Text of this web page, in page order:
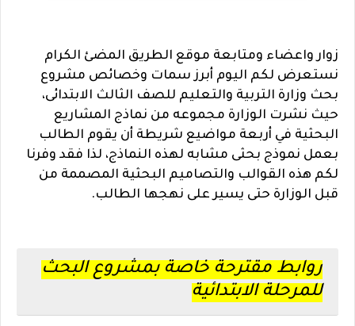
زوار واعضاء ومتابعة موقع الطريق المضئ الكرام
نستعرض لكم اليوم أبرز سمات وخصائص مشروع
بحث وزارة التربية والتعليم للصف الثالث الابتدائى،
حيث نشرت الوزارة مجموعه من نماذج المشاريع
البحثية في أربعة مواضيع شريطة أن يقوم الطالب
بعمل نموذج بحثى مشابه لهذه النماذج، لذا فقد وفرنا
لكم هذه القوالب والتصاميم البحثية المصممة من
قبل الوزارة حتى يسير على نهجها الطالب.
روابط مقترحة خاصة بمشروع البحث
للمرحلة الابتدائية